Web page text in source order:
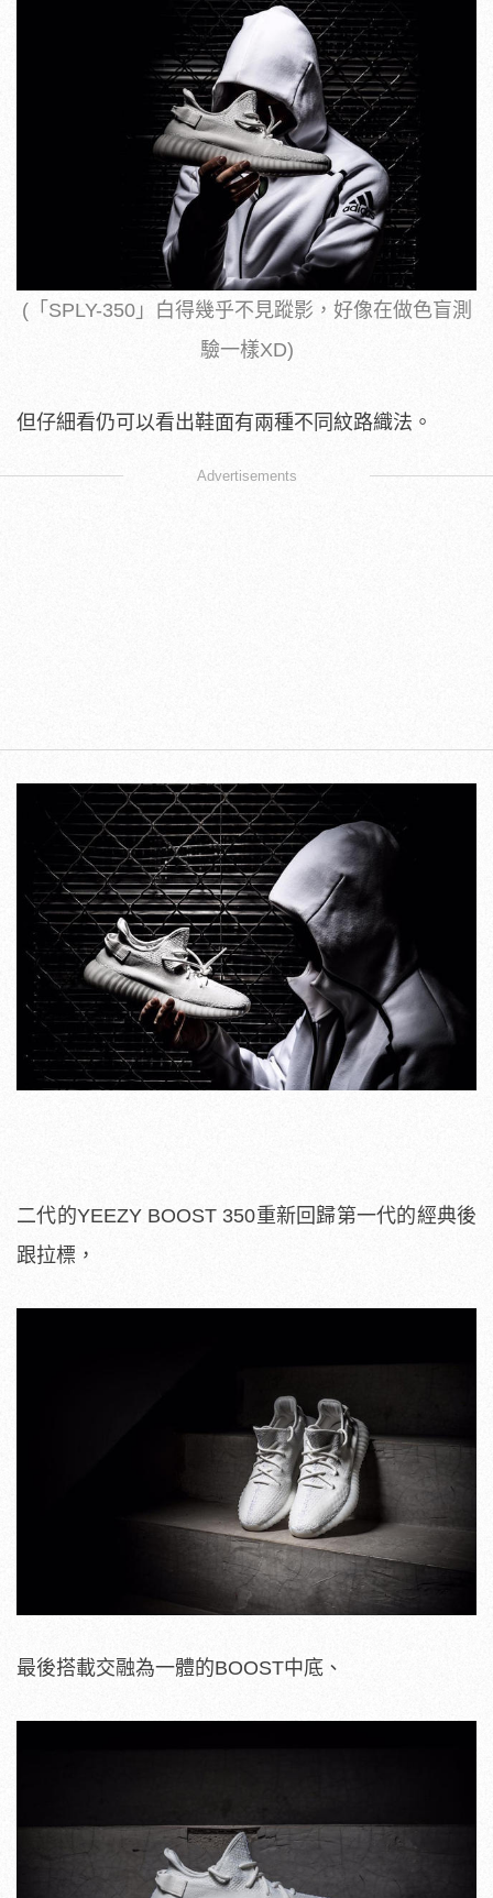
(「SPLY-350」白得幾乎不見蹤影，好像在做色盲測
驗一樣XD)
但仔細看仍可以看出鞋面有兩種不同紋路織法。
Advertisements
二代的YEEZY BOOST 350重新回歸第一代的經典後
跟拉標，
最後搭載交融為一體的BOOST中底、